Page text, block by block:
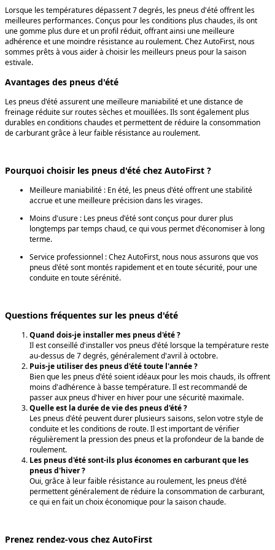
Lorsque les températures dépassent 7 degrés, les pneus d'été offrent les
meilleures performances. Conçus pour les conditions plus chaudes, ils ont
une gomme plus dure et un profil réduit, offrant ainsi une meilleure
adhérence et une moindre résistance au roulement. Chez AutoFirst, nous
sommes prêts à vous aider à choisir les meilleurs pneus pour la saison
estivale.
Avantages des pneus d'été
Les pneus d'été assurent une meilleure maniabilité et une distance de
freinage réduite sur routes sèches et mouillées. Ils sont également plus
durables en conditions chaudes et permettent de réduire la consommation
de carburant grâce à leur faible résistance au roulement.
Pourquoi choisir les pneus d'été chez AutoFirst ?
Meilleure maniabilité : En été, les pneus d'été offrent une stabilité
accrue et une meilleure précision dans les virages.
Moins d'usure : Les pneus d'été sont conçus pour durer plus
longtemps par temps chaud, ce qui vous permet d'économiser à long
terme.
Service professionnel : Chez AutoFirst, nous nous assurons que vos
pneus d'été sont montés rapidement et en toute sécurité, pour une
conduite en toute sérénité.
Questions fréquentes sur les pneus d'été
Quand dois-je installer mes pneus d'été ?
Il est conseillé d'installer vos pneus d'été lorsque la température reste
au-dessus de 7 degrés, généralement d'avril à octobre.
Puis-je utiliser des pneus d'été toute l'année ?
Bien que les pneus d'été soient idéaux pour les mois chauds, ils offrent
moins d'adhérence à basse température. Il est recommandé de
passer aux pneus d'hiver en hiver pour une sécurité maximale.
Quelle est la durée de vie des pneus d'été ?
Les pneus d'été peuvent durer plusieurs saisons, selon votre style de
conduite et les conditions de route. Il est important de vérifier
régulièrement la pression des pneus et la profondeur de la bande de
roulement.
Les pneus d'été sont-ils plus économes en carburant que les
pneus d'hiver ?
Oui, grâce à leur faible résistance au roulement, les pneus d'été
permettent généralement de réduire la consommation de carburant,
ce qui en fait un choix économique pour la saison chaude.
Prenez rendez-vous chez AutoFirst